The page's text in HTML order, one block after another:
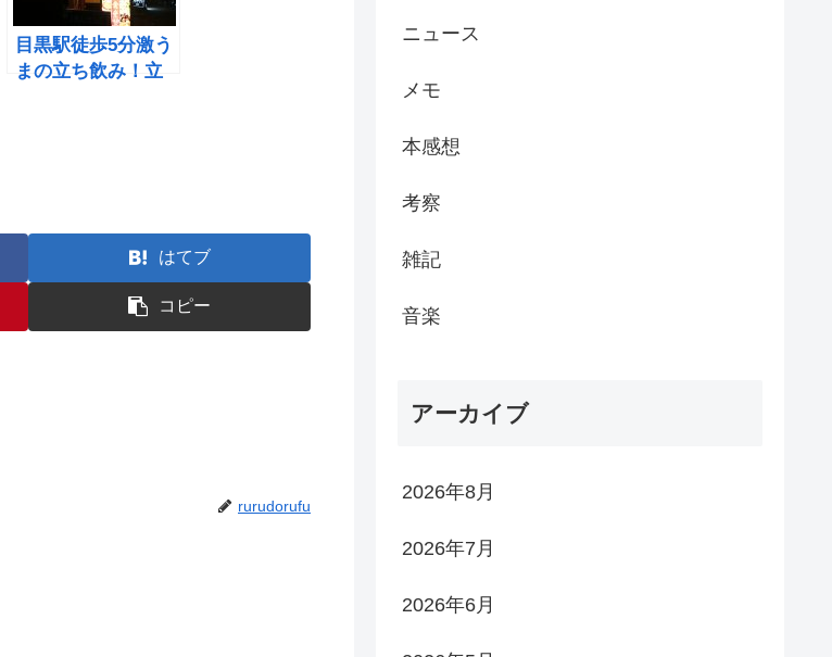
目黒駅徒歩5分激う
まの立ち飲み！立
はてブ
コピー
rurudorufu
ニュース
メモ
本感想
考察
雑記
音楽
アーカイブ
2026年8月
2026年7月
2026年6月